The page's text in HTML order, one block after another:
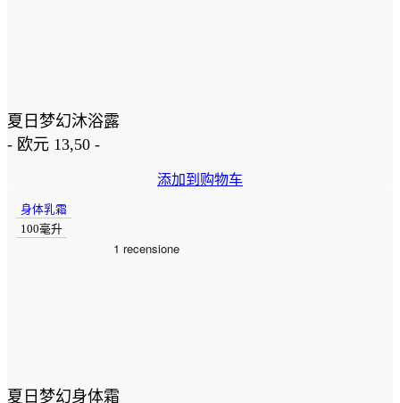
夏日梦幻沐浴露
- 欧元 13,50 -
添加到购物车
身体乳霜
100毫升
夏日梦幻身体霜